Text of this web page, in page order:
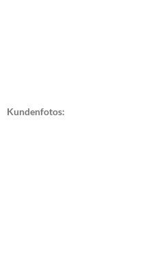
Kundenfotos: